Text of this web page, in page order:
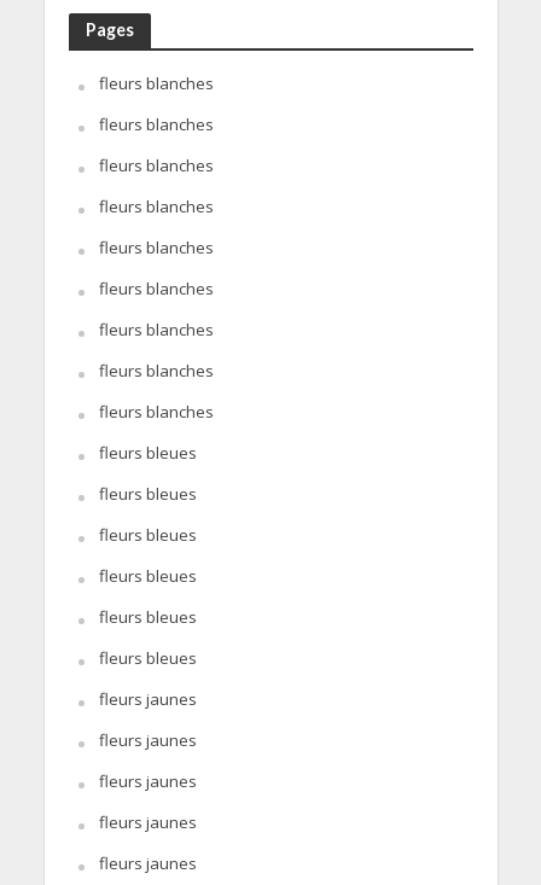
Pages
fleurs blanches
fleurs blanches
fleurs blanches
fleurs blanches
fleurs blanches
fleurs blanches
fleurs blanches
fleurs blanches
fleurs blanches
fleurs bleues
fleurs bleues
fleurs bleues
fleurs bleues
fleurs bleues
fleurs bleues
fleurs jaunes
fleurs jaunes
fleurs jaunes
fleurs jaunes
fleurs jaunes